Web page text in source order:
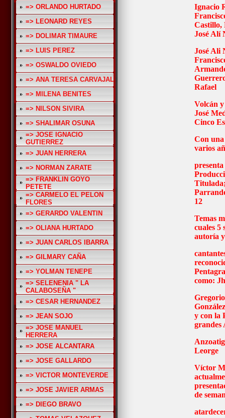
=> ORLANDO HURTADO
=> LEONARD REYES
=> DOLIMAR TIMAURE
=> LUIS PEREZ
=> OSWALDO OVIEDO
=> ANA TERESA CARVAJAL
=> MILENA BENITES
=> NILSON SIVIRA
=> SHALIMAR OSUNA
=> JOSE IGNACIO
GUTIERREZ
=> JUAN HERRERA
=> NORMAN ZARATE
=> FRANKLIN GOYO
PETETE
=> CARMELO EL PELON
FLORES
=> GERARDO VALENTIN
=> OLIANA HURTADO
=> JUAN CARLOS IBARRA
=> GILMARY CAÑA
=> YOLMAN TENEPE
=> SELENENIA " LA
CALABOSEÑA "
=> CESAR HERNANDEZ
=> JEAN SOJO
=> JOSE MANUEL
HERRERA
=> JOSE ALCANTARA
=> JOSE GALLARDO
=> VICTOR MONTEVERDE
=> JOSE JAVIER ARMAS
=> DIEGO BRAVO
Ignacio
Castillo,
José Alí
José Ali
Rafael
Volcán
José
Cinco
Con
varios
12
Temas
cuales 5
autoría
como:
y con la
grandes
Leorge
Víctor
de